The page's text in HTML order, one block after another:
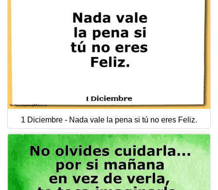
1 Diciembre - Nada vale la pena si tú no eres Feliz.